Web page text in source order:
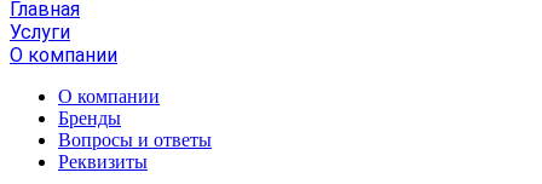
Главная
Услуги
О компании
О компании
Бренды
Вопросы и ответы
Реквизиты